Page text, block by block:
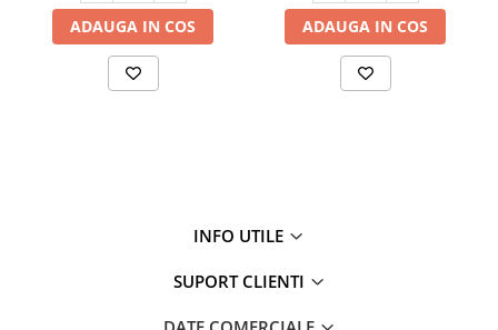
ADAUGA IN COS ADAUGA IN COS
INFO UTILE
SUPORT CLIENTI